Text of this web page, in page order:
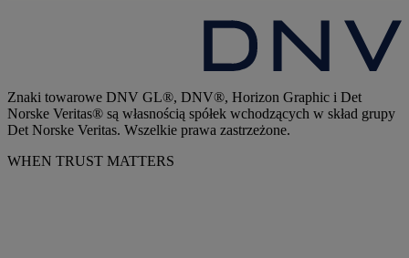
Znaki towarowe DNV GL®, DNV®, Horizon Graphic i Det
Norske Veritas® są własnością spółek wchodzących w skład grupy
Det Norske Veritas. Wszelkie prawa zastrzeżone.
WHEN TRUST MATTERS